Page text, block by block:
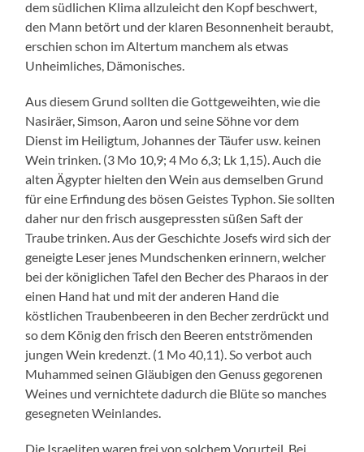
dem südlichen Klima allzuleicht den Kopf beschwert,
den Mann betört und der klaren Besonnenheit beraubt,
erschien schon im Altertum manchem als etwas
Unheimliches, Dämonisches.
Aus diesem Grund sollten die Gottgeweihten, wie die
Nasiräer, Simson, Aaron und seine Söhne vor dem
Dienst im Heiligtum, Johannes der Täufer usw. keinen
Wein trinken. (3 Mo 10,9; 4 Mo 6,3; Lk 1,15). Auch die
alten Ägypter hielten den Wein aus demselben Grund
für eine Erfindung des bösen Geistes Typhon. Sie sollten
daher nur den frisch ausgepressten süßen Saft der
Traube trinken. Aus der Geschichte Josefs wird sich der
geneigte Leser jenes Mundschenken erinnern, welcher
bei der königlichen Tafel den Becher des Pharaos in der
einen Hand hat und mit der anderen Hand die
köstlichen Traubenbeeren in den Becher zerdrückt und
so dem König den frisch den Beeren entströmenden
jungen Wein kredenzt. (1 Mo 40,11). So verbot auch
Muhammed seinen Gläubigen den Genuss gegorenen
Weines und vernichtete dadurch die Blüte so manches
gesegneten Weinlandes.
Die Israeliten waren frei von solchem Vorurteil. Bei